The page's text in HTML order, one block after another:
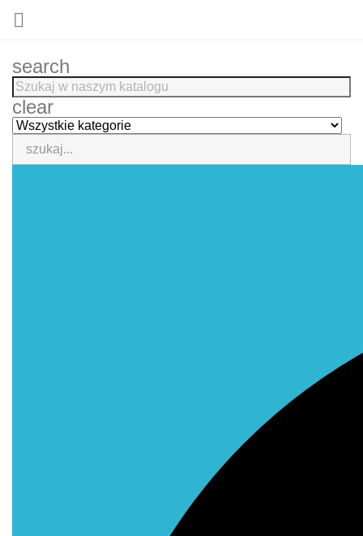

search
clear